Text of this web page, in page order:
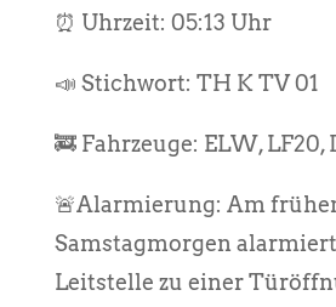
⏰ Uhrzeit: 05:13 Uhr
📣 Stichwort: TH K TV 01
🚒 Fahrzeuge: ELW, LF20,
🚨Alarmierung: Am
Samstagmorgen
Leitstelle zu einer